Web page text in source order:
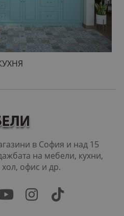
в София и над 15
офис и др.